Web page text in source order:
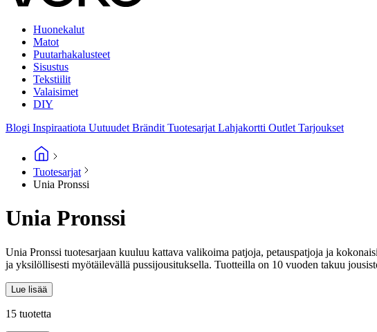
Huonekalut
Matot
Puutarhakalusteet
Sisustus
Tekstiilit
Valaisimet
DIY
Blogi Inspiraatiota Uutuudet Brändit Tuotesarjat Lahjakortti Outlet Tarjoukset
Tuotesarjat
Unia Pronssi
Unia Pronssi
Unia Pronssi tuotesarjaan kuuluu kattava valikoima patjoja, petauspatjoja ja
ja yksilöllisesti myötäilevällä pussijousituksella. Tuotteilla on 10 vuoden takuu
Lue lisää
15 tuotetta